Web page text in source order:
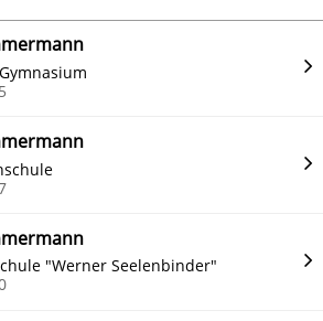
"Werner Seelenbinder"